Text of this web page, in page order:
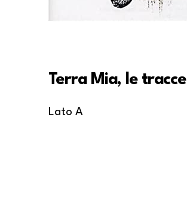
Terra Mia, le tracce
Lato A